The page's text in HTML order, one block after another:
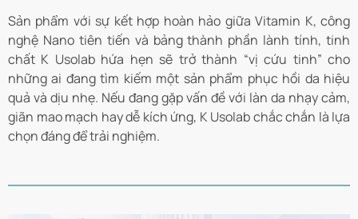
Sản phẩm với sự kết hợp hoàn hảo giữa Vitamin K, công
nghệ Nano tiên tiến và bảng thành phần lành tính, tinh
chất K Usolab hứa hẹn sẽ trở thành “vị cứu tinh” cho
những ai đang tìm kiếm một sản phẩm phục hồi da hiệu
quả và dịu nhẹ. Nếu đang gặp vấn đề với làn da nhạy cảm,
giãn mao mạch hay dễ kích ứng, K Usolab chắc chắn là lựa
chọn đáng để trải nghiệm.